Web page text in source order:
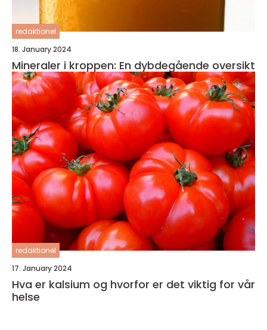
redaktionel
18. January 2024
Mineraler i kroppen: En dybdegående oversikt
redaktionel
17. January 2024
Hva er kalsium og hvorfor er det viktig for vår
helse